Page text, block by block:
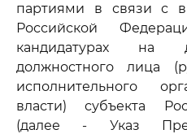
партиями в связи с
Российской
кандидатурах на
должностного лица
исполнительного
власти) субъекта
(далее - Указ